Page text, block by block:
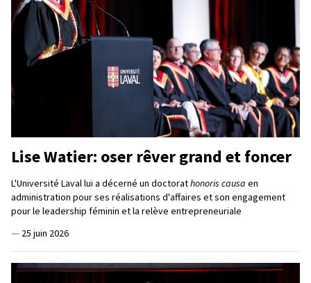
Lise Watier: oser rêver grand et foncer
L'Université Laval lui a décerné un doctorathonoris causa en
administration pour ses réalisations d'affaires et son engagement
pour le leadership féminin et la relève entrepreneuriale
— 25 juin 2026